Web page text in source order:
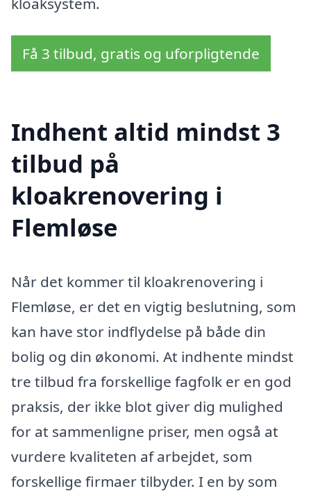
Få 3 tilbud, gratis og uforpligtende
Indhent altid mindst 3
tilbud på
kloakrenovering i
Flemløse
Når det kommer til kloakrenovering i
Flemløse, er det en vigtig beslutning, som
kan have stor indflydelse på både din
bolig og din økonomi. At indhente mindst
tre tilbud fra forskellige fagfolk er en god
praksis, der ikke blot giver dig mulighed
for at sammenligne priser, men også at
vurdere kvaliteten af arbejdet, som
forskellige firmaer tilbyder. I en by som